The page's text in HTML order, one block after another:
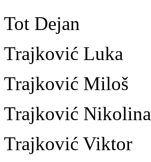
Tot Dejan
Trajković Luka
Trajković Miloš
Trajković Nikolina
Trajković Viktor